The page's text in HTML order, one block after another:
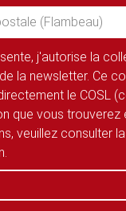
j'autorise la
la newsletter. Ce
le COSL
que vous trouverez
veuillez consulter